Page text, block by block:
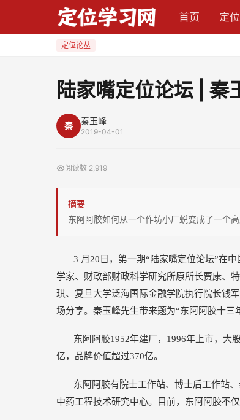
首页 定
定位论丛
陆家嘴定位论坛 | 秦
秦 秦玉峰
2019-04-01
阅读数 2,919
摘要
东阿阿胶如何从一个作坊小厂蜕变成了一个
3 月20日，第一期“陆家嘴定位论坛”在
学家、财政部财政科学研究所原所长贾康、
琪、复旦大学泛海国际金融学院执行院长钱
场分享。秦玉峰先生带来题为“东阿阿胶十三
东阿阿胶1952年建厂，1996年上市，大
亿，品牌价值超过370亿。
东阿阿胶有院士工作站、博士后工作站
中药工程技术研究中心。目前，东阿阿胶不